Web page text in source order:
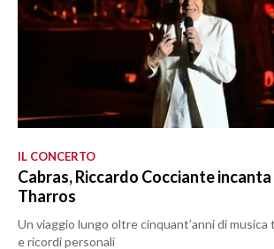
IL CONCERTO
Cabras, Riccardo Cocciante
Tharros
Un viaggio lungo oltre cinquant’anni di musica
e ricordi personali